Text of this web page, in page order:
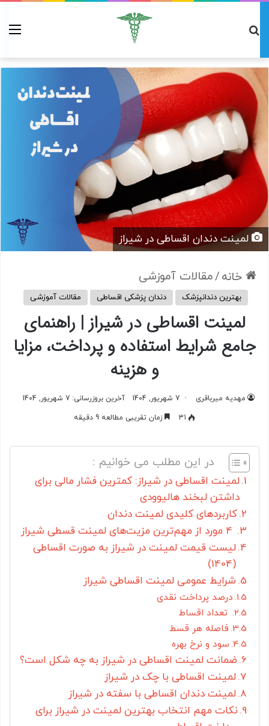
لمینت دندان اقساطی در شیراز
خانه/مقالات آموزشی
بهترین دندانپزشک دندان پزشکی اقساطی مقالات آموزشی
لمینت اقساطی در شیراز | راهنمای
جامع شرایط استفاده و پرداخت، مزایا
و هزینه
مهدیه میرباقری 7 شهریور, 1404
آخرین بروزرسانی: 7 شهریور, 1404
31
زمان تقریبی مطالعه 9 دقیقه
در این مطلب می خوانیم :
لمینت اقساطی در شیراز: کمترین فشار مالی برای
داشتن لبخند هالیوودی
کاربردهای کلیدی لمینت دندان
لیست قیمت لمینت در شیراز به صورت اقساطی
(1404)
شرایط عمومی لمینت اقساطی شیراز
درصد پرداخت نقدی
تعداد اقساط
فاصله هر قسط
سود و نرخ بهره
ضمانت لمینت اقساطی در شیراز به چه شکل است؟
لمینت اقساطی با چک در شیراز
لمینت دندان اقساطی با سفته در شیراز
نکات مهم انتخاب بهترین لمینت در شیراز برای